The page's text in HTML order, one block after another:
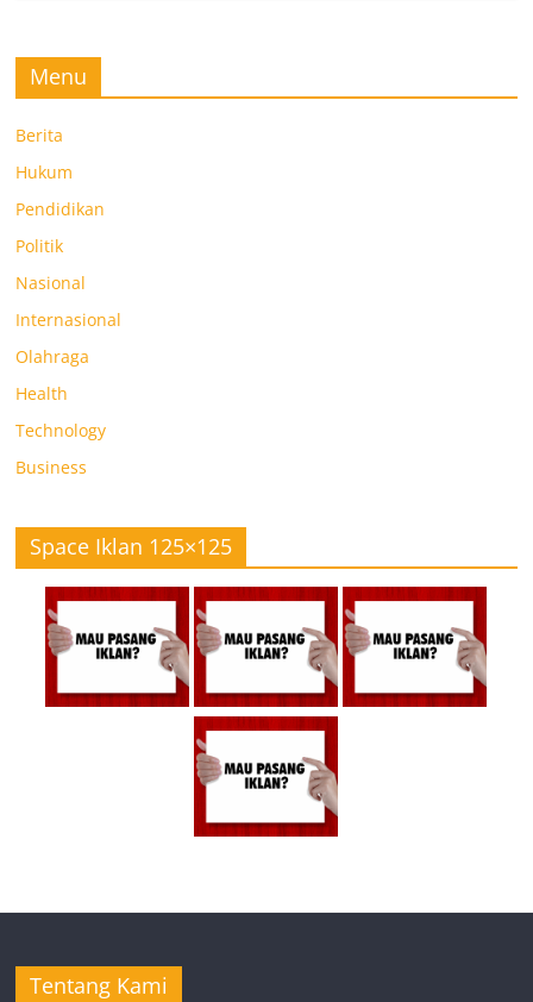
Menu
Berita
Hukum
Pendidikan
Politik
Nasional
Internasional
Olahraga
Health
Technology
Business
Space Iklan 125×125
Tentang Kami